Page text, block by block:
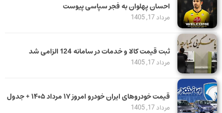
احسان پهلوان به فجر سپاسی پیوست
مرداد 17, 1405
ثبت قیمت کالا و خدمات در سامانه 124 الزامی شد
مرداد 17, 1405
قیمت خودرو‌های ایران خودرو امروز ۱۷ مرداد ۱۴۰۵ + جدول
مرداد 17, 1405